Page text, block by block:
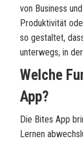
von Business
Produktivität
so gestaltet,
unterwegs, in
Welche
App?
Die Bites App
Lernen